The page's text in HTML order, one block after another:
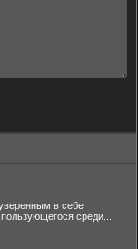
в себе
среди...